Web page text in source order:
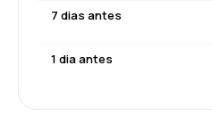
7 dias antes
1 dia antes